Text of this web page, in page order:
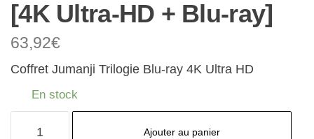
[4K Ultra-HD + Blu-ray]
63,92€
Coffret Jumanji Trilogie Blu-ray 4K Ultra HD
En stock
Ajouter au panier